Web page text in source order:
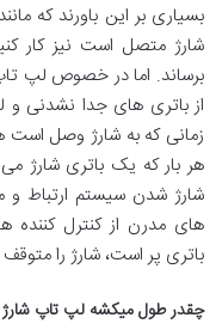
بسیاری بر این باورند که
شارژ متصل است نیز کار
برساند. اما در خصوص لپ
از باتری های جدا نشدنی و
زمانی که به شارژ وصل است
هر بار که یک باتری شارژ
شارژ شدن سیستم ارتباط و
‌های مدرن از کنترل ‌کننده‌
باتری پر است، شارژ را
چقدر طول میکشه لپ تاپ